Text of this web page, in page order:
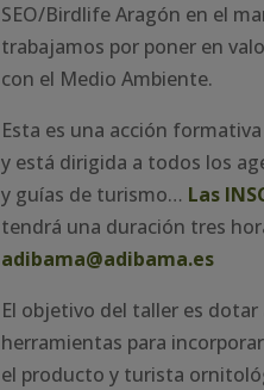
SEO/Birdlife Aragón en el
trabajamos por poner en
con el Medio Ambiente.
Esta es una acción
y está dirigida a todos los
y guías de turismo… Las
tendrá una duración tres
adibama@adibama.es
El objetivo del taller es
herramientas para
el producto y turista